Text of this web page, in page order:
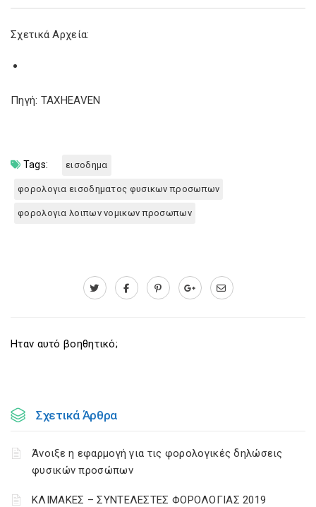
Σχετικά Αρχεία:
Πηγή: TAXHEAVEN
Tags: εισοδημα
φορολογια εισοδηματος φυσικων προσωπων
φορολογια λοιπων νομικων προσωπων
Ηταν αυτό βοηθητικό;
Σχετικά Άρθρα
Άνοιξε η εφαρμογή για τις φορολογικές δηλώσεις
φυσικών προσώπων
ΚΛΙΜΑΚΕΣ – ΣΥΝΤΕΛΕΣΤΕΣ ΦΟΡΟΛΟΓΙΑΣ 2019